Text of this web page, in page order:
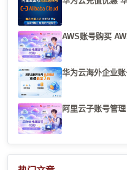
AWS账号购买
华为云海外企业
阿里云子账号管